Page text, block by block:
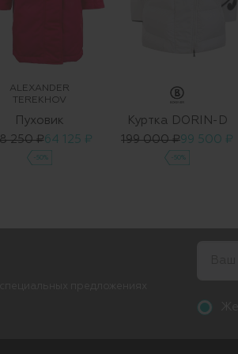
ALEXANDER
TEREKHOV
Пуховик
250 ₽64 125 ₽
-50%
Куртка DORIN-D
199 000 ₽99 500 ₽
-50%